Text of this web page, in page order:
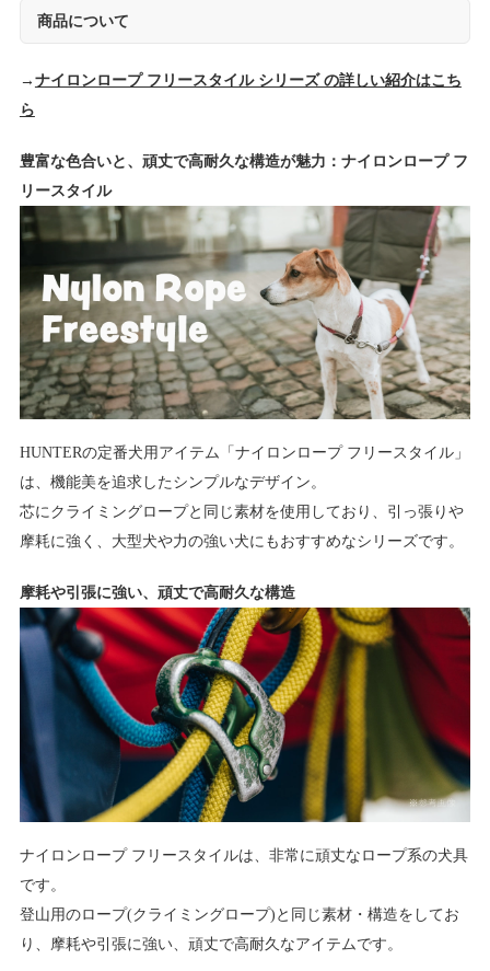
商品について
→ ナイロンロープ フリースタイル シリーズ の詳しい紹介はこち
ら
豊富な色合いと、頑丈で高耐久な構造が魅力：ナイロンロープ フ
リースタイル
HUNTERの定番犬用アイテム「ナイロンロープ フリースタイル」
は、機能美を追求したシンプルなデザイン。
芯にクライミングロープと同じ素材を使用しており、引っ張りや
摩耗に強く、大型犬や力の強い犬にもおすすめなシリーズです。
摩耗や引張に強い、頑丈で高耐久な構造
ナイロンロープ フリースタイルは、非常に頑丈なロープ系の犬具
です。
登山用のロープ(クライミングロープ)と同じ素材・構造をしてお
り、摩耗や引張に強い、頑丈で高耐久なアイテムです。